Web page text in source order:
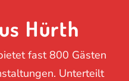
Hürth
fast 800 Gästen
Unterteilt